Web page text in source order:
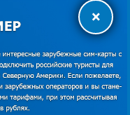
станции. Можно
что удобно при
конкретное место в
Бангкока можно за
на карте темно-
цветом. Ее
×